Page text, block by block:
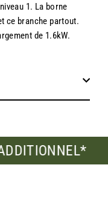
1. La borne
ce branche partout.
de 1.6kW.